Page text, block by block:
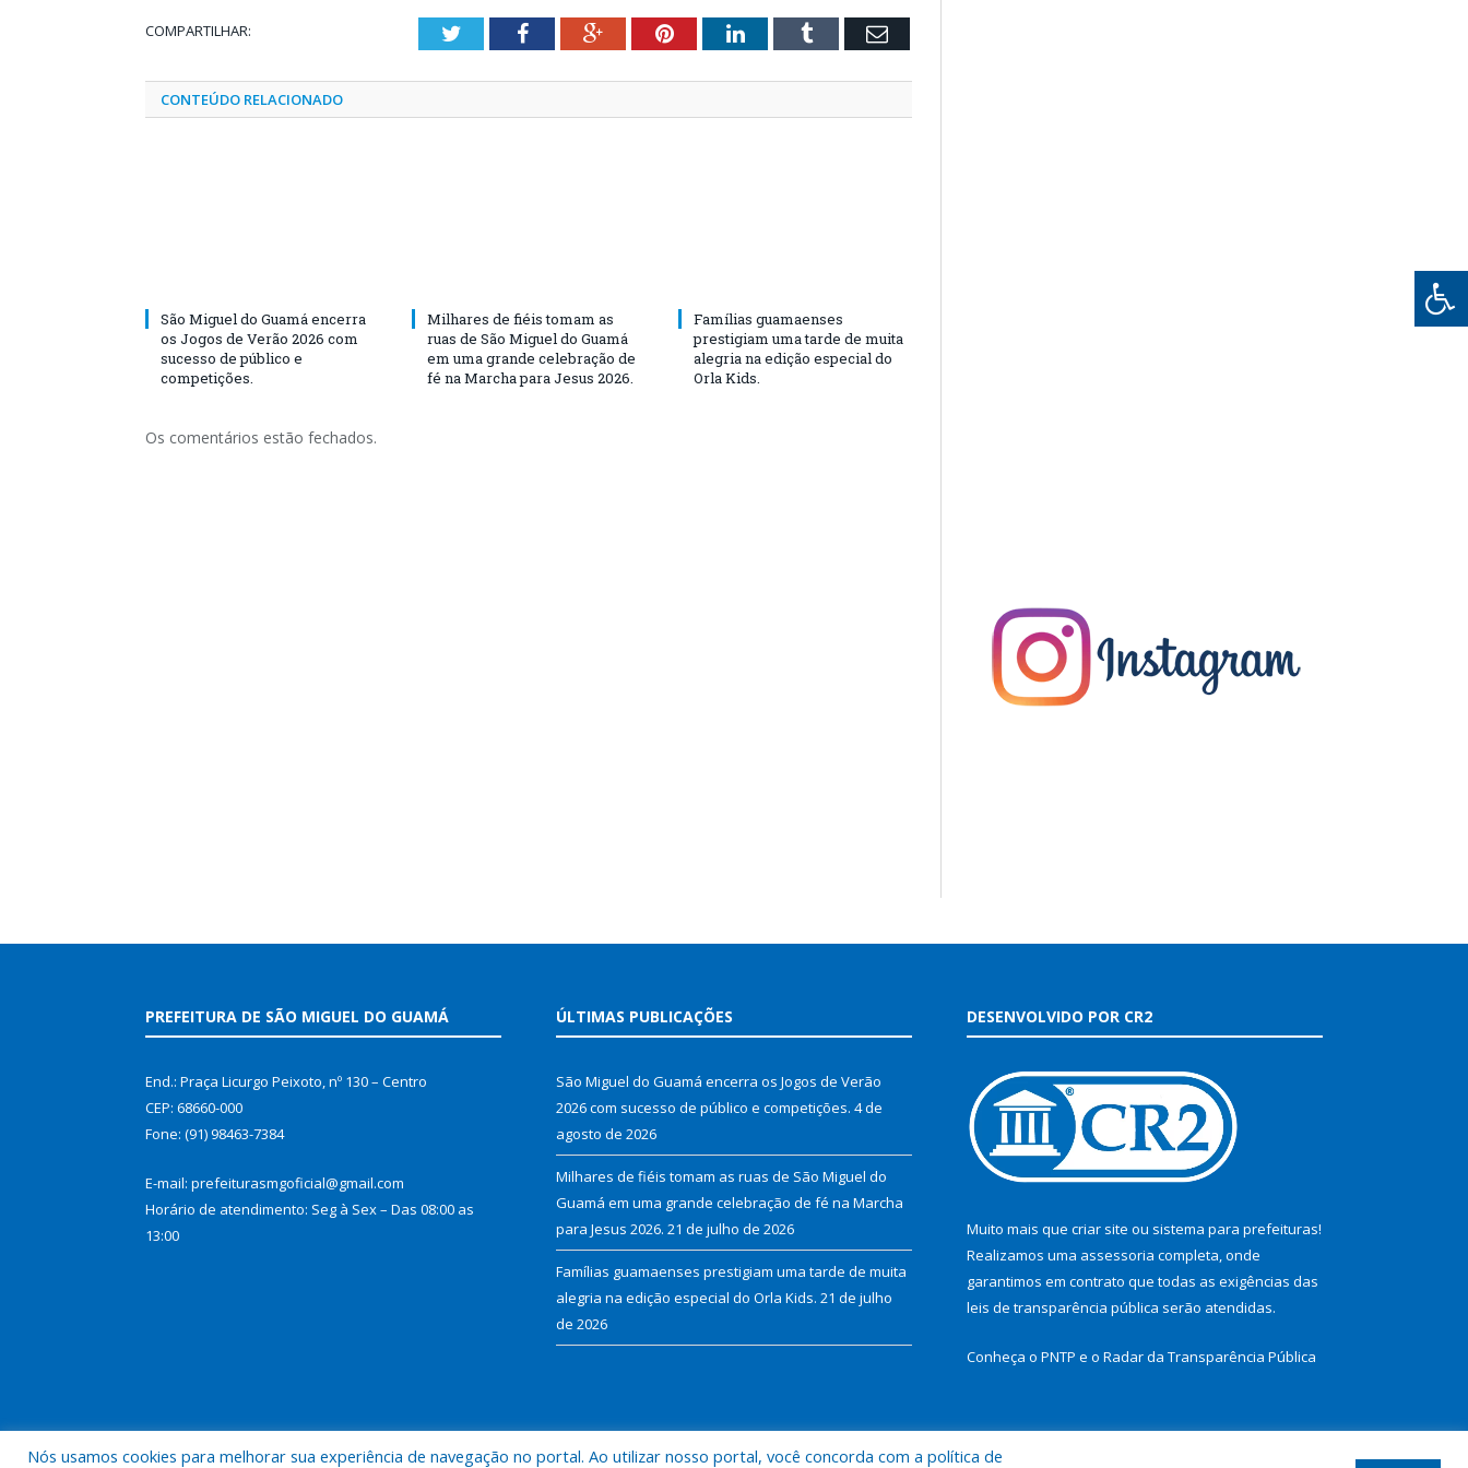
COMPARTILHAR: TwitterFacebookGoogle+PinterestLinkedInTumblr Email
CONTEÚDO RELACIONADO
São Miguel do Guamá encerra
os Jogos de Verão 2026 com
sucesso de público e
competições.
Milhares de fiéis tomam as
ruas de São Miguel do Guamá
em uma grande celebração de
fé na Marcha para Jesus 2026.
Famílias guamaenses
prestigiam uma tarde de muita
alegria na edição especial do
Orla Kids.
Os comentários estão fechados.
PREFEITURA DE SÃO MIGUEL DO GUAMÁ
End.: Praça Licurgo Peixoto, nº 130 – Centro
CEP: 68660-000
Fone: (91) 98463-7384
E-mail: prefeiturasmgoficial@gmail.com
Horário de atendimento: Seg à Sex – Das 08:00 as
13:00
ÚLTIMAS PUBLICAÇÕES
São Miguel do Guamá encerra os Jogos de Verão
2026 com sucesso de público e competições. 4 de
agosto de 2026
Milhares de fiéis tomam as ruas de São Miguel do
Guamá em uma grande celebração de fé na Marcha
para Jesus 2026. 21 de julho de 2026
Famílias guamaenses prestigiam uma tarde de muita
alegria na edição especial do Orla Kids. 21 de julho
de 2026
DESENVOLVIDO POR CR2
Muito mais que criar site ou sistema para prefeituras!
Realizamos uma assessoria completa, onde
garantimos em contrato que todas as exigências das
leis de transparência pública serão atendidas.
Conheça o PNTP e o Radar da Transparência Pública
Nós usamos cookies para melhorar sua experiência de navegação no portal. Ao utilizar nosso portal, você concorda com a política de